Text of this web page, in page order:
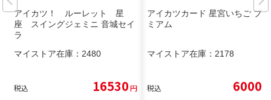
アイカツ！ ルーレット 星
座 スイングジェミニ 音城セイ
ラ
マイストア在庫： 2480
税込 16530円
アイカツカード 星宮いちご プレ
ミアム
マイストア在庫： 2178
税込 6000